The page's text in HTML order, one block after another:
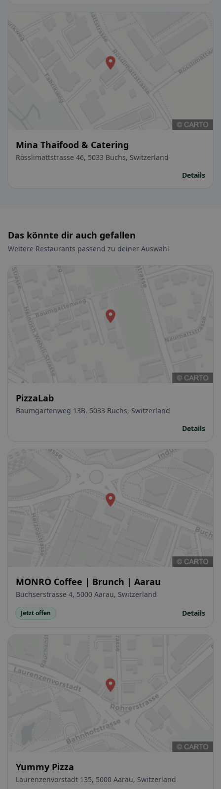
Mina Thaifood & Catering
Rösslimattstrasse 46, 5033 Buchs, Switzerland
Details
Das könnte dir auch gefallen
Weitere Restaurants passend zu deiner Auswahl
PizzaLab
Baumgartenweg 13B, 5033 Buchs, Switzerland
Details
MONRO Coffee | Brunch | Aarau
Buchserstrasse 4, 5000 Aarau, Switzerland
Jetzt offen Details
Yummy Pizza
Laurenzenvorstadt 135, 5000 Aarau, Switzerland